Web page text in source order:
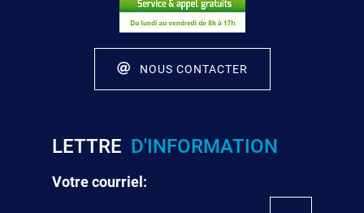
NOUS CONTACTER
LETTRE D'INFORMATION
Votre courriel: